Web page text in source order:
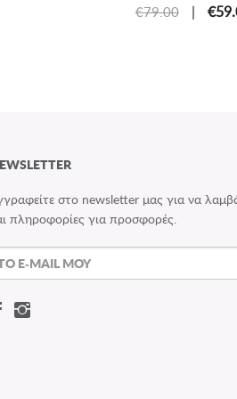
€79.00 |
στο newsletter μας για να
πληροφορίες για προσφορές.